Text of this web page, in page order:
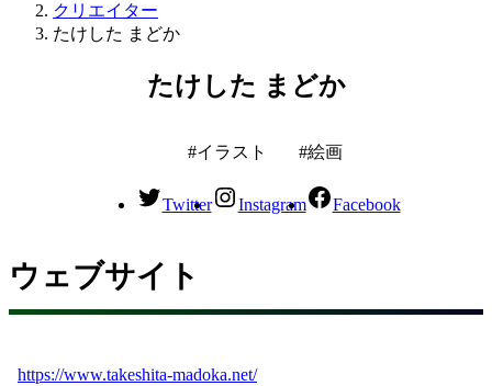
クリエイター
たけした まどか
たけした まどか
イラスト 絵画
Twitter Instagram Facebook
ウェブサイト
https://www.takeshita-madoka.net/